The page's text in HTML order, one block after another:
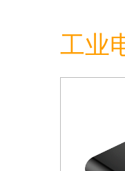
工业